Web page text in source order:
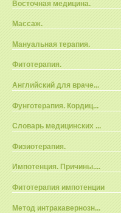
Восточная медицина.
Массаж.
Мануальная терапия.
Фитотерапия.
Английский для враче...
Фунготерапия. Кордиц...
Словарь медицинских ...
Физиотерапия.
Импотенция. Причины....
Фитотерапия импотенции
Метод интракавернозн...